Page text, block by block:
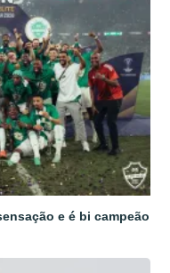
e é bi campeão